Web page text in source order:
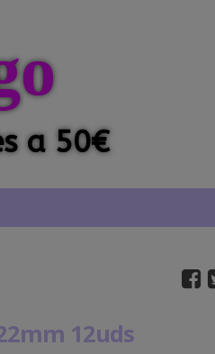
a 50€
12uds